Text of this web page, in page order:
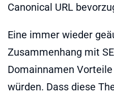
Canonical URL
Eine immer wieder
Zusammenhang mit
Domainnamen
würden. Dass diese